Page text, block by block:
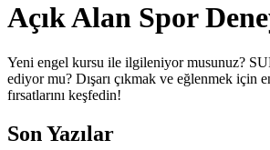
Açık Alan Spor
Yeni engel kursu ile ilgileniyor musunuz?
ediyor mu? Dışarı çıkmak ve eğlenmek için
fırsatlarını keşfedin!
Son Yazılar